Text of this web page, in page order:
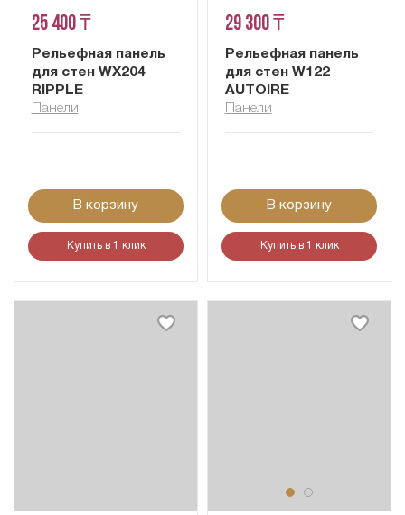
25 400 ₸
Рельефная панель
для стен WX204
RIPPLE
Панели
В корзину
Купить в 1 клик
29 300 ₸
Рельефная панель
для стен W122
AUTOIRE
Панели
В корзину
Купить в 1 клик